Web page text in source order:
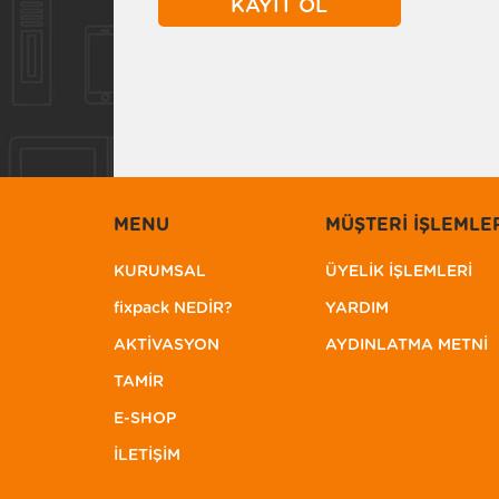
MENU
KURUMSAL
fixpack NEDİR?
AKTİVASYON
TAMİR
E-SHOP
İLETİŞİM
MÜŞTERİ
ÜYELİK İŞLEMLERİ
YARDIM
AYDINLATMA METNİ